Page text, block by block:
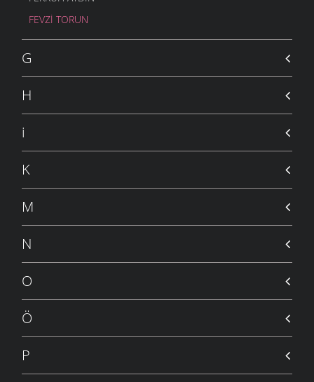
FEVZI TORUN
G
H
i
K
M
N
O
Ö
P